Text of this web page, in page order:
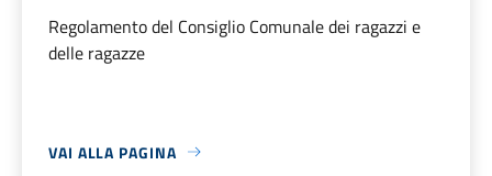
Regolamento del Consiglio Comunale dei ragazzi e
delle ragazze
VAI ALLA PAGINA